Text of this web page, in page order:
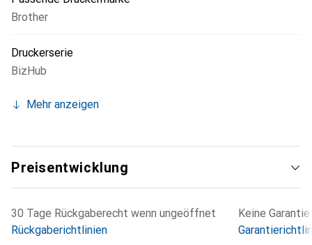
Brother
Druckerserie
BizHub
Mehr anzeigen
Preisentwicklung
30 Tage Rückgaberecht wenn ungeöffnet
Rückgaberichtlinien
Keine Garantie